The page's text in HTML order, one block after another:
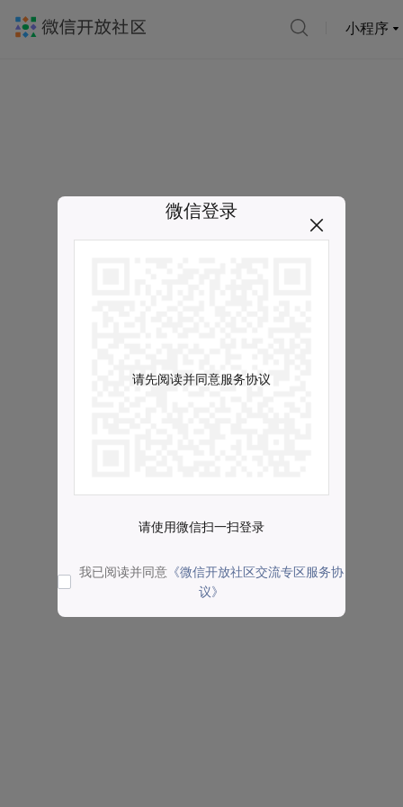
小程序
微信登录
请先阅读并同意服务协议
请使用微信扫一扫登录
我已阅读并同意 《微信开放社区交流专区服务协
议》